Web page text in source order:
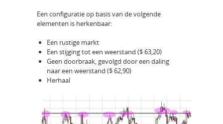
Een configuratie op basis van de volgende
elementen is herkenbaar:
Een rustige markt
Een stijging tot een weerstand ($ 63,20)
Geen doorbraak, gevolgd door een daling
naar een weerstand ($ 62,90)
Herhaal